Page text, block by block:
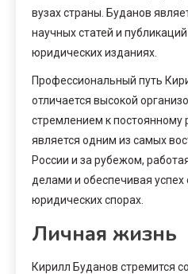
вузах страны. Буданов
научных статей и
юридических изданиях.
Профессиональный путь
отличается высокой
стремлением к постоянному
является одним из самых
России и за рубежом,
делами и обеспечивая
юридических спорах.
Личная жизнь
Кирилл Буданов стремится